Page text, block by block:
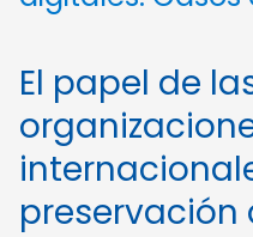
El papel de
preservación